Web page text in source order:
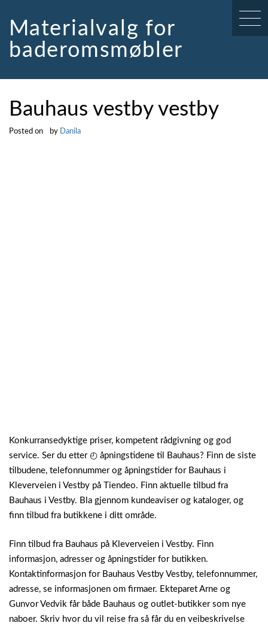
contentMaterialvalg for
baderomsmøbler
Bauhaus vestby vestby
Posted on by Danila
Konkurransedyktige priser, kompetent rådgivning og god
service. Ser du etter ◴ åpningstidene til Bauhaus? Finn de siste
tilbudene, telefonnummer og åpningstider for Bauhaus i
Kleverveien i Vestby på Tiendeo. Finn aktuelle tilbud fra
Bauhaus i Vestby. Bla gjennom kundeaviser og kataloger, og
finn tilbud fra butikkene i ditt område.
Finn tilbud fra Bauhaus på Kleverveien i Vestby. Finn
informasjon, adresser og åpningstider for butikken.
Kontaktinformasjon for Bauhaus Vestby Vestby, telefonnummer,
adresse, se informasjonen om firmaer. Ekteparet Arne og
Gunvor Vedvik får både Bauhaus og outlet-butikker som nye
naboer. Skriv hvor du vil reise fra så får du en veibeskrivelse